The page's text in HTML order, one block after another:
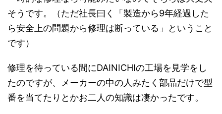
そうです。（ただ社長曰く「製造から9年経過した
ら安全上の問題から修理は断っている」ということ
です）
修理を待っている間にDAINICHIの工場を見学をし
たのですが、メーカーの中の人みたく部品だけで型
番を当てたりとかお二人の知識は凄かったです。